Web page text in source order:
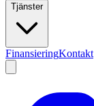
Tjänster
FinansieringKontakt